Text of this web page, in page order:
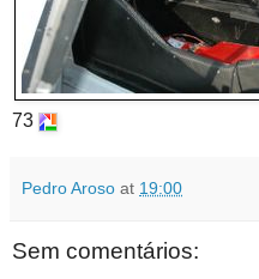
73
Pedro Aroso at 19:00
Sem comentários: